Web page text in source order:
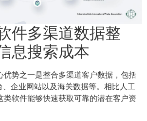
件多渠道数据整
息搜索成本
优势之一是整合多渠道客户数据，包括
企业网站以及海关数据等。相比人工
类软件能够快速获取可靠的潜在客户资